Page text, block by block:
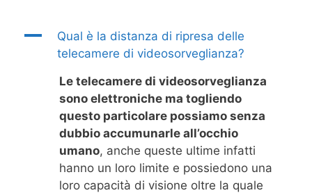
A
Qual è la distanza di ripresa delle
telecamere di videosorveglianza?
Le telecamere di videosorveglianza
sono elettroniche ma togliendo
questo particolare possiamo senza
dubbio accumunarle all’occhio
umano, anche queste ultime infatti
hanno un loro limite e possiedono una
loro capacità di visione oltre la quale